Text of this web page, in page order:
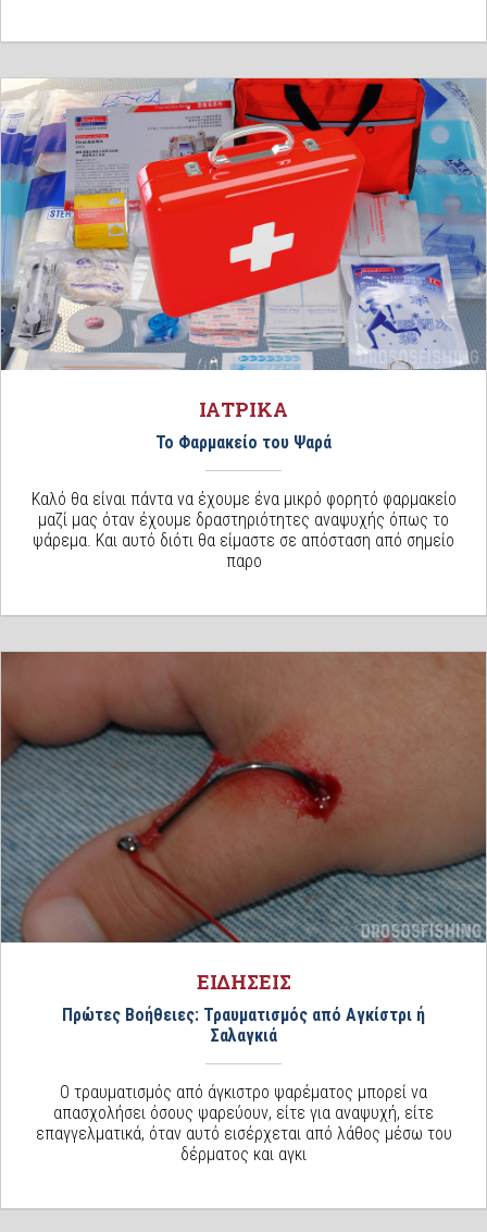
ΙΑΤΡΙΚΑ
Το Φαρμακείο του Ψαρά
Καλό θα είναι πάντα να έχουμε ένα μικρό φορητό φαρμακείο
μαζί μας όταν έχουμε δραστηριότητες αναψυχής όπως το
ψάρεμα. Και αυτό διότι θα είμαστε σε απόσταση από σημείο
παρο
ΕΙΔΗΣΕΙΣ
Πρώτες Βοήθειες: Τραυματισμός από Αγκίστρι ή
Σαλαγκιά
Ο τραυματισμός από άγκιστρο ψαρέματος μπορεί να
απασχολήσει όσους ψαρεύουν, είτε για αναψυχή, είτε
επαγγελματικά, όταν αυτό εισέρχεται από λάθος μέσω του
δέρματος και αγκι